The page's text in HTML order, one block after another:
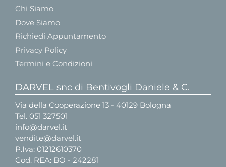
Chi Siamo
Dove Siamo
Richiedi Appuntamento
Privacy Policy
Termini e Condizioni
DARVEL snc di Bentivogli Daniele & C.
Via della Cooperazione 13 - 40129 Bologna
Tel. 051 327501
info@darvel.it
vendite@darvel.it
P.Iva: 01212610370
Cod. REA: BO - 242281